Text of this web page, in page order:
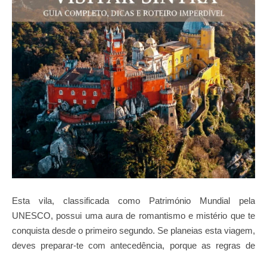
Esta vila, classificada como Património Mundial pela
UNESCO, possui uma aura de romantismo e mistério que te
conquista desde o primeiro segundo. Se planeias esta viagem,
deves preparar-te com antecedência, porque as regras de